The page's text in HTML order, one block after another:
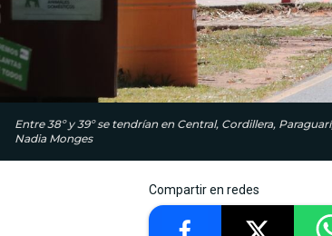
Entre 38º y 39º se tendrían en Central, Cordillera,
Nadia Monges
Compartir en redes